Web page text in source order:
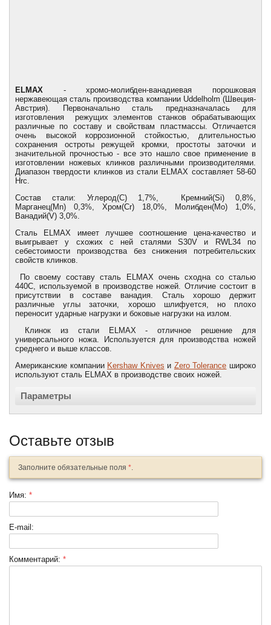
ELMAX - хромо-молибден-ванадиевая порошковая
нержавеющая сталь производства компании Uddelholm (Швеция-
Австрия). Первоначально сталь предназначалась для
изготовления режущих элементов станков обрабатывающих
различные по составу и свойствам пластмассы. Отличается
очень высокой коррозионной стойкостью, длительностью
сохранения остроты режущей кромки, простоты заточки и
значительной прочностью - все это нашло свое применение в
изготовлении ножевых клинков различными производителями.
Диапазон твердости клинков из стали ELMAX составляет 58-60
Hrc.
Состав стали: Углерод(C) 1,7%, Кремний(Si) 0,8%,
Марганец(Mn) 0,3%, Хром(Cr) 18,0%, Молибден(Mo) 1,0%,
Ванадий(V) 3,0%.
Сталь ELMAX имеет лучшее соотношение цена-качество и
выигрывает у схожих с ней сталями S30V и RWL34 по
себестоимости производства без снижения потребительских
свойств клинков.
По своему составу сталь ELMAX очень сходна со сталью
440С, используемой в производстве ножей. Отличие состоит в
присутствии в составе ванадия. Сталь хорошо держит
различные углы заточки, хорошо шлифуется, но плохо
переносит ударные нагрузки и боковые нагрузки на излом.
Клинок из стали ELMAX - отличное решение для
универсального ножа. Используется для производства ножей
среднего и выше классов.
Американские компании Kershaw Knives и Zero Tolerance широко
используют сталь ELMAX в производстве своих ножей.
Параметры
Оставьте отзыв
Заполните обязательные поля *.
Имя: *
E-mail:
Комментарий: *